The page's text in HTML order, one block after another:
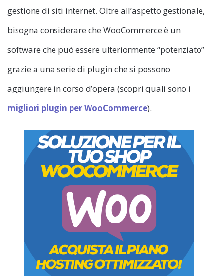
gestione di siti internet. Oltre all’aspetto gestionale,
bisogna considerare che WooCommerce è un
software che può essere ulteriormente “potenziato”
grazie a una serie di plugin che si possono
aggiungere in corso d’opera (scopri quali sono i
migliori plugin per WooCommerce).